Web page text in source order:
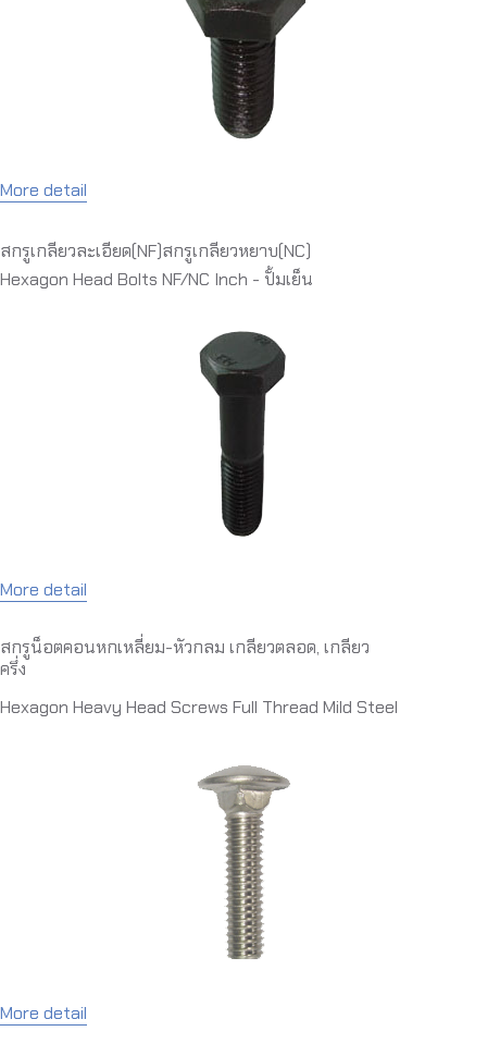
More detail
สกรูเกลียวละเอียด(NF)สกรูเกลียวหยาบ(NC)
Hexagon Head Bolts NF/NC Inch - ปั้มเย็น
More detail
สกรูน็อตคอนหกเหลี่ยม-หัวกลม เกลียวตลอด, เกลียว
ครึ่ง
Hexagon Heavy Head Screws Full Thread Mild Steel
More detail